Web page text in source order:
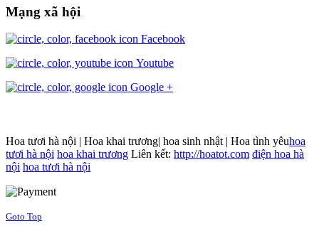
Mạng xã hội
Facebook
Youtube
Google +
Hoa tươi hà nội | Hoa khai trương| hoa sinh nhật | Hoa tình yêuhoa
tươi hà nội hoa khai trương Liên kết: http://hoatot.com điện hoa hà
nội hoa tươi hà nội
Goto Top